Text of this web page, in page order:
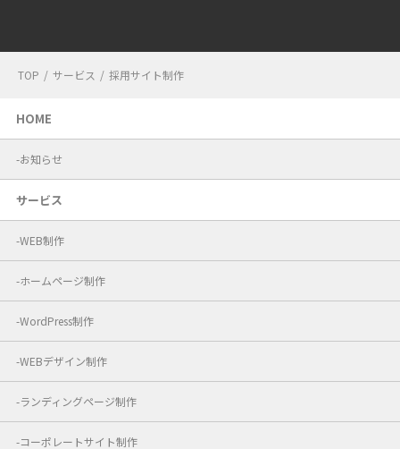
TOP / サービス / 採用サイト制作
HOME
お知らせ
サービス
WEB制作
ホームページ制作
WordPress制作
WEBデザイン制作
ランディングページ制作
コーポレートサイト制作